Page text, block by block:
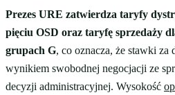
Prezes URE zatwierdza taryfy
pięciu OSD oraz taryfę sprzedaży
grupach G, co oznacza, że stawki za
wynikiem swobodnej negocjacji ze
decyzji administracyjnej. Wysokość